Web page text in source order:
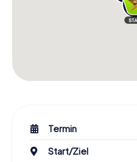
Termin
Start/Ziel